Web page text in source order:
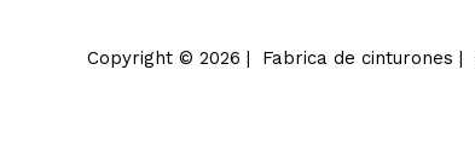
Copyright © 2026 | Fabrica de cinturones |